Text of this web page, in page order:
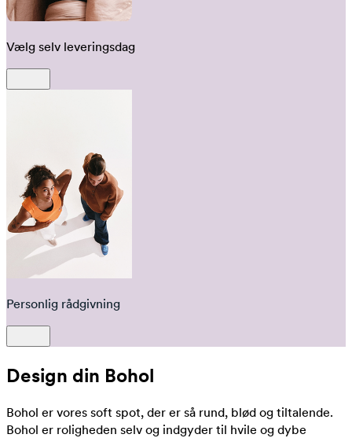
Vælg selv leveringsdag
Personlig rådgivning
Design din Bohol
Bohol er vores soft spot, der er så rund, blød og tiltalende.
Bohol er roligheden selv og indgyder til hvile og dybe